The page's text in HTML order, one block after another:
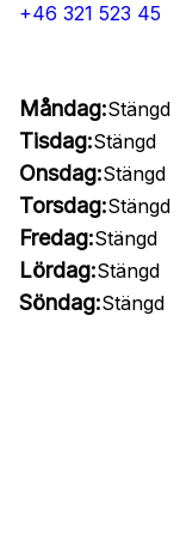
+46 321 523 45
Måndag:Stängd
Tisdag:Stängd
Onsdag:Stängd
Torsdag:Stängd
Fredag:Stängd
Lördag:Stängd
Söndag:Stängd